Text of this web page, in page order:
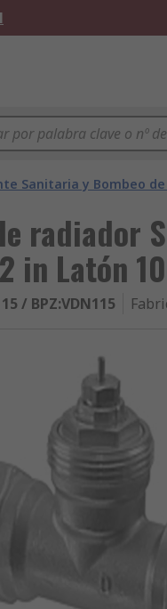
Sanitaria y Bombeo de
radiador
in Latón
/ BPZ:VDN115